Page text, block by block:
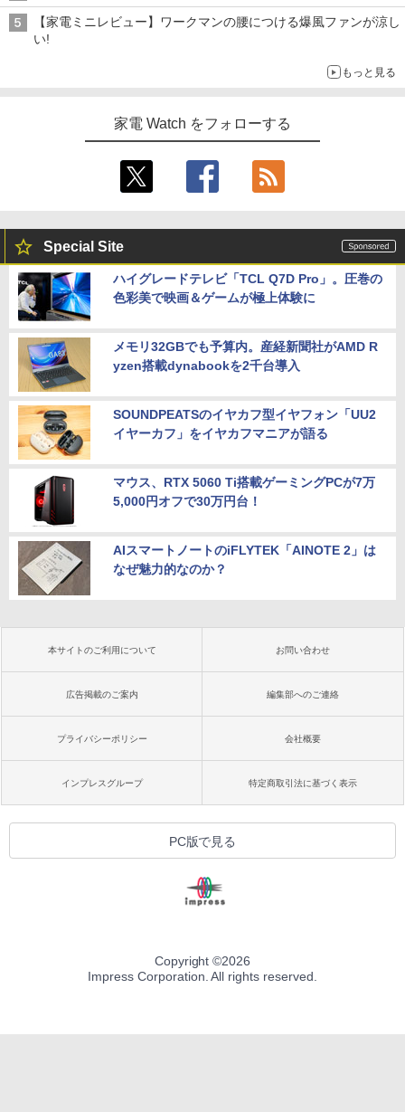
【家電ミニレビュー】ワークマンの腰につける爆風ファンが涼し
い!
もっと見る
家電 Watch をフォローする
Special Site
ハイグレードテレビ「TCL Q7D Pro」。圧巻の
色彩美で映画＆ゲームが極上体験に
メモリ32GBでも予算内。産経新聞社がAMD R
yzen搭載dynabookを2千台導入
SOUNDPEATSのイヤカフ型イヤフォン「UU2
イヤーカフ」をイヤカフマニアが語る
マウス、RTX 5060 Ti搭載ゲーミングPCが7万
5,000円オフで30万円台！
AIスマートノートのiFLYTEK「AINOTE 2」は
なぜ魅力的なのか？
本サイトのご利用について お問い合わせ
広告掲載のご案内 編集部へのご連絡
プライバシーポリシー 会社概要
インプレスグループ 特定商取引法に基づく表示
PC版で見る
Copyright ©2026
Impress Corporation. All rights reserved.